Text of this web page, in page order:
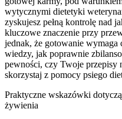
wytycznymi dietetyki
zyskujesz pełną kontrolę nad
kluczowe znaczenie przy
jednak, że gotowanie wymaga
wiedzy, jak poprawnie
pewności, czy Twoje przepisy
skorzystaj z pomocy psiego
Praktyczne wskazówki
żywienia